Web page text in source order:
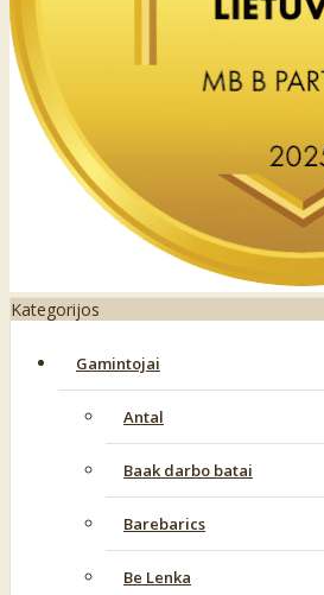
Kategorijos
Gamintojai
Antal
Baak darbo batai
Barebarics
Be Lenka